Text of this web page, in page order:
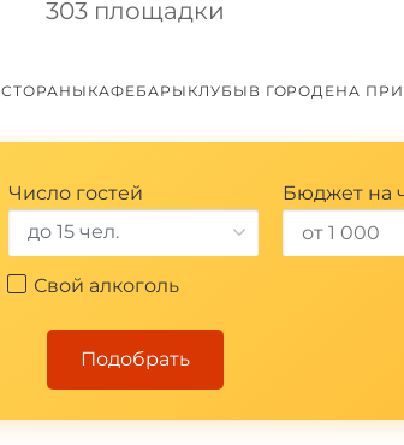
303 площадки
КАФЕБАРЫ КЛУБЫ В ГОРОДЕНА
Число гостей
до 15 чел.
Бюджет на
Свой алкоголь
Подобрать